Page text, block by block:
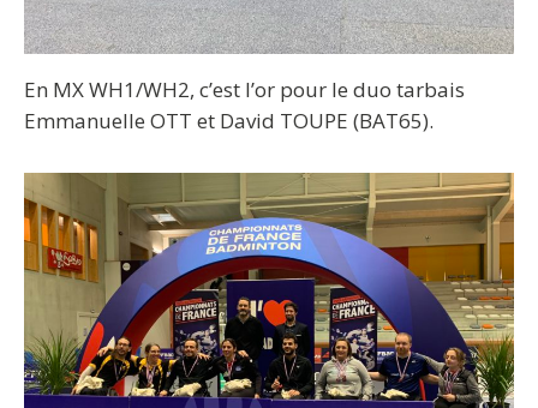
En MX WH1/WH2, c’est l’or pour le duo tarbais
Emmanuelle OTT et David TOUPE (BAT65).